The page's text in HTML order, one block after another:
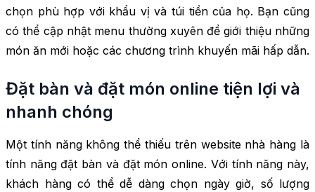
chọn phù hợp với khẩu vị và túi tiền của họ. Bạn cũng
có thể cập nhật menu thường xuyên để giới thiệu những
món ăn mới hoặc các chương trình khuyến mãi hấp dẫn.
Đặt bàn và đặt món online tiện lợi và
nhanh chóng
Một tính năng không thể thiếu trên website nhà hàng là
tính năng đặt bàn và đặt món online. Với tính năng này,
khách hàng có thể dễ dàng chọn ngày giờ, số lượng